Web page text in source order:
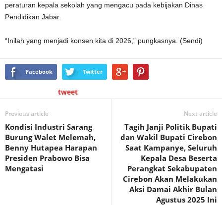
peraturan kepala sekolah yang mengacu pada kebijakan Dinas
Pendidikan Jabar.
“Inilah yang menjadi konsen kita di 2026,” pungkasnya. (Sendi)
Facebook Twitter
tweet
Previous article
Kondisi Industri Sarang
Burung Walet Melemah,
Benny Hutapea Harapan
Presiden Prabowo Bisa
Mengatasi
Next article
Tagih Janji Politik Bupati
dan Wakil Bupati Cirebon
Saat Kampanye, Seluruh
Kepala Desa Beserta
Perangkat Sekabupaten
Cirebon Akan Melakukan
Aksi Damai Akhir Bulan
Agustus 2025 Ini